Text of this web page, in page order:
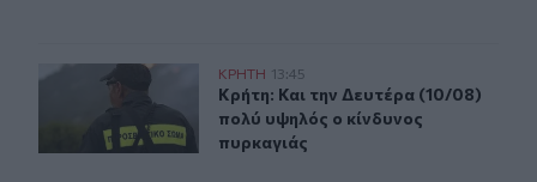
Κρήτη: Και την Δευτέρα (10/08) πολύ υψηλός ο
ΚΡΗΤΗ 13:45
Κρήτη: Και την Δευτέρα (10/08)
Κρήτη: Και την Δευτέρα (10/08)
πολύ υψηλός ο κίνδυνος
πυρκαγιάς